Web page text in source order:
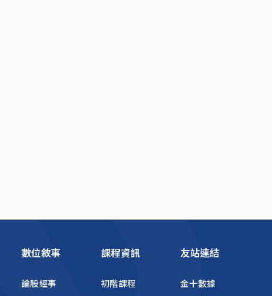
數位敘事
論股經事
課程資訊
初階課程
友站連結
金十數據